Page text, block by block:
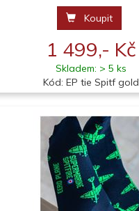
Koupit
1 499,- Kč
Skladem: > 5 ks
Kód: EP tie Spitf gold